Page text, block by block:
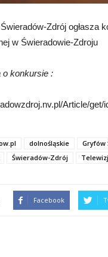
Zdrój ogłasza
w Świeradowie-Zdroju
o konkursie :
Article/get/
dolnośląskie Gryfów
Świeradów-Zdrój
Facebook